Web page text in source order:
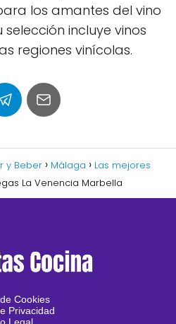
los amantes del vino
incluye vinos
regiones vinícolas.
y Beber Málaga
Las mejores
La Venencia Marbella
Cookies
Privacidad
Legal